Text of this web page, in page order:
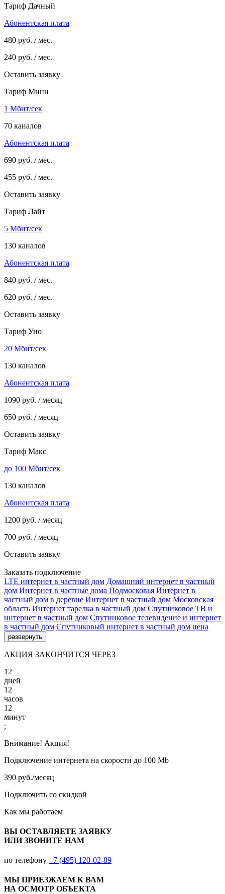
Тариф Дачный
Абонентская плата
480 руб. / мес.
240 руб. / мес.
Оставить заявку
Тариф Мини
1 Мбит/сек
70 каналов
Абонентская плата
690 руб. / мес.
455 руб. / мес.
Оставить заявку
Тариф Лайт
5 Мбит/сек
130 каналов
Абонентская плата
840 руб. / мес.
620 руб. / мес.
Оставить заявку
Тариф Уно
20 Мбит/сек
130 каналов
Абонентская плата
1090 руб. / месяц
650 руб. / месяц
Оставить заявку
Тариф Макс
до 100 Мбит/сек
130 каналов
Абонентская плата
1200 руб. / месяц
700 руб. / месяц
Оставить заявку
Заказать подключение
LTE интернет в частный дом Домашний интернет в частный
дом Интернет в частные дома Подмосковья Интернет в
частный дом в деревне Интернет в частный дом Московская
область Интернет тарелка в частный дом Спутниковое ТВ и
интернет в частный дом Спутниковое телевидение и интернет
в частный дом Спутниковый интернет в частный дом цена
развернуть
АКЦИЯ ЗАКОНЧИТСЯ ЧЕРЕЗ
12
дней
12
часов
12
минут
;
Внимание! Акция!
Подключение интернета на скорости до 100 Mb
390 руб./месяц
Подключить со скидкой
Как мы работаем
ВЫ ОСТАВЛЯЕТЕ ЗАЯВКУ
ИЛИ ЗВОНИТЕ НАМ
по телефону +7 (495) 120-02-89
МЫ ПРИЕЗЖАЕМ К ВАМ
НА ОСМОТР ОБЪЕКТА